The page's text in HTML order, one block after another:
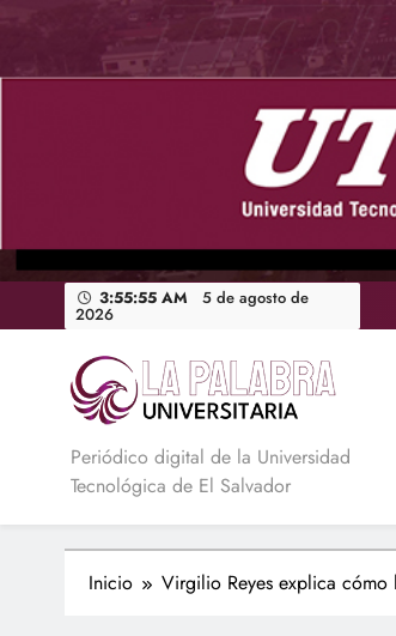
contenido
3:55:56 AM 5 de agosto de
2026
La Palabra
Periódico digital de la Universidad
Tecnológica de El Salvador
Inicio Virgilio Reyes explica cómo